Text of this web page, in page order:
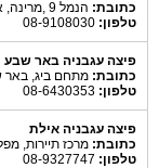
כתובת: הנמל 9 ,מרינה, אשקלון
טלפון:
פיצה עגבניה באר שבע
כתובת: מתחם ביג, באר
טלפון:
פיצה עגבניה אילת
כתובת: מרכז תיירות,
טלפון: